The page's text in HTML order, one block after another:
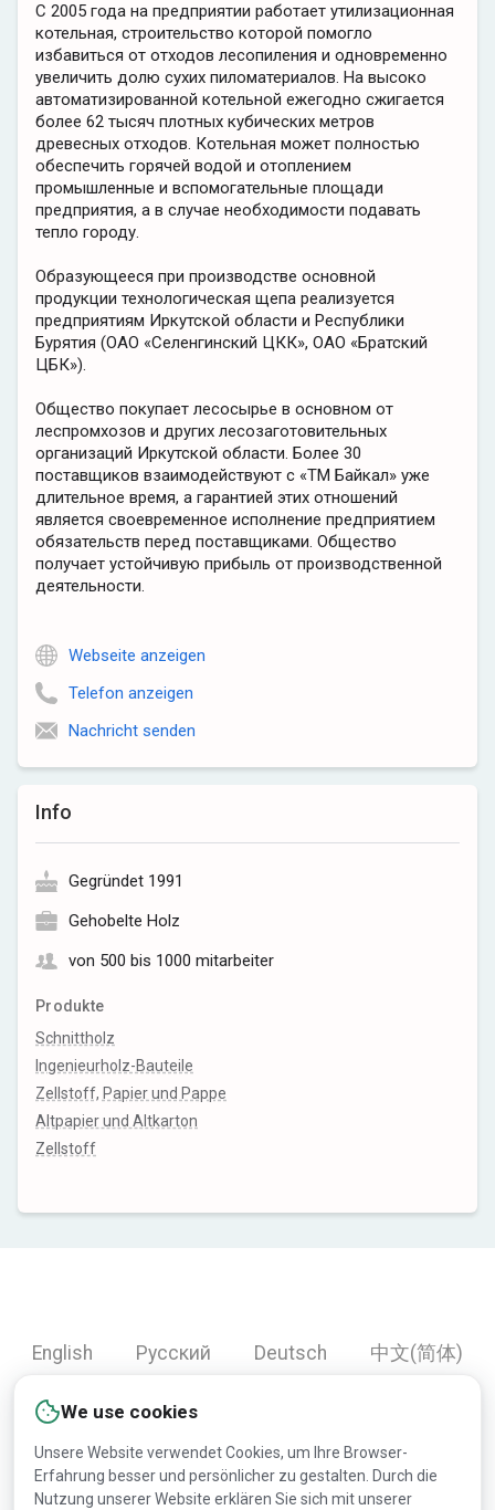
Info
Gegründet 1991
Gehobelte Holz
von 500 bis 1000 mitarbeiter
Produkte
Schnittholz
Ingenieurholz-Bauteile
Zellstoff, Papier und Pappe
Altpapier und Altkarton
Zellstoff
С 2005 года на предприятии работает утилизационная
котельная, строительство которой помогло
избавиться от отходов лесопиления и одновременно
увеличить долю сухих пиломатериалов. На высоко
автоматизированной котельной ежегодно сжигается
более 62 тысяч плотных кубических метров
древесных отходов. Котельная может полностью
обеспечить горячей водой и отоплением
промышленные и вспомогательные площади
предприятия, а в случае необходимости подавать
тепло городу.
Образующееся при производстве основной
продукции технологическая щепа реализуется
предприятиям Иркутской области и Республики
Бурятия (ОАО «Селенгинский ЦКК», ОАО «Братский
ЦБК»).
Общество покупает лесосырье в основном от
леспромхозов и других лесозаготовительных
организаций Иркутской области. Более 30
поставщиков взаимодействуют с «ТМ Байкал» уже
длительное время, а гарантией этих отношений
является своевременное исполнение предприятием
обязательств перед поставщиками. Общество
получает устойчивую прибыль от производственной
деятельности.
Webseite anzeigen
Telefon anzeigen
Nachricht senden
We use cookies
Unsere Website verwendet Cookies, um Ihre Browser-
Erfahrung besser und persönlicher zu gestalten. Durch die
Nutzung unserer Website erklären Sie sich mit unserer
English Русский Deutsch
中文(简体)
العربية
Türkçe